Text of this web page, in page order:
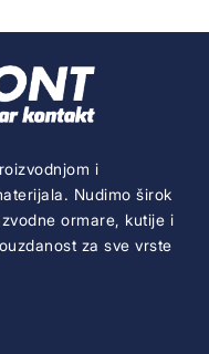
i
Nudimo širok
ormare, kutije i
za sve vrste